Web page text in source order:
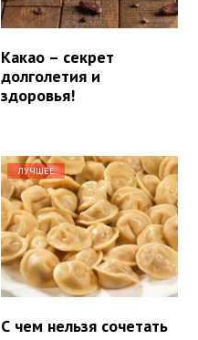
Какао – секрет
долголетия и
здоровья!
ЛУЧШЕЕ
С чем нельзя сочетать